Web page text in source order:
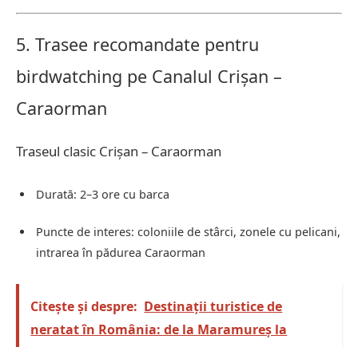
5. Trasee recomandate pentru
birdwatching pe Canalul Crișan –
Caraorman
Traseul clasic Crișan – Caraorman
Durată: 2–3 ore cu barca
Puncte de interes: coloniile de stârci, zonele cu pelicani,
intrarea în pădurea Caraorman
Citește și despre: Destinații turistice de
neratat în România: de la Maramureș la